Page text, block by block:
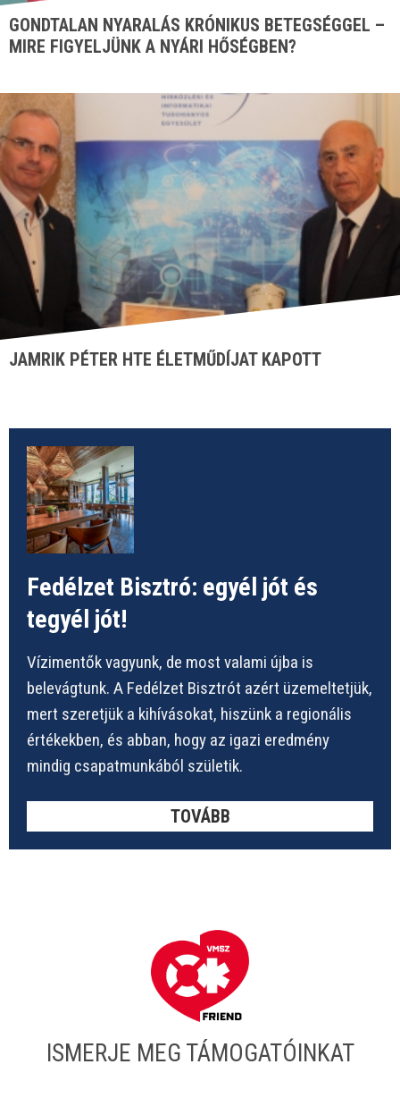
GONDTALAN NYARALÁS KRÓNIKUS BETEGSÉGGEL –
MIRE FIGYELJÜNK A NYÁRI HŐSÉGBEN?
JAMRIK PÉTER HTE ÉLETMŰDÍJAT KAPOTT
Fedélzet Bisztró: egyél jót és
tegyél jót!
Vízimentők vagyunk, de most valami újba is
belevágtunk. A Fedélzet Bisztrót azért üzemeltetjük,
mert szeretjük a kihívásokat, hiszünk a regionális
értékekben, és abban, hogy az igazi eredmény
mindig csapatmunkából születik.
TOVÁBB
ISMERJE MEG TÁMOGATÓINKAT